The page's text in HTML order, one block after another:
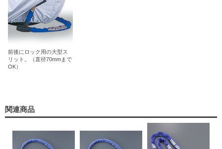
前後にロック用の大型ス
リット。（直径70mmまで
OK）
関連商品